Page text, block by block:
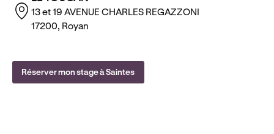
13 et 19 AVENUE CHARLES REGAZZONI
17200, Royan
Réserver mon stage à Saintes